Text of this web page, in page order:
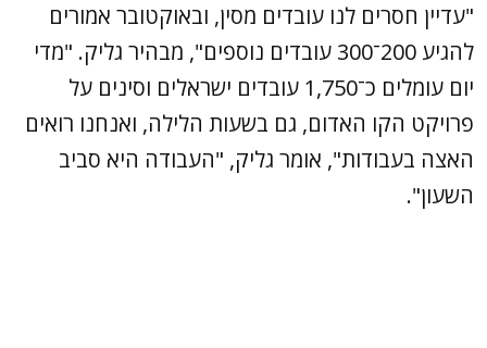
"עדיין חסרים לנו עובדים מסין, ובאוקטובר אמורים
להגיע 200־300 עובדים נוספים", מבהיר גליק. "מדי
יום עומלים כ־1,750 עובדים ישראלים וסינים על
פרויקט הקו האדום, גם בשעות הלילה, ואנחנו רואים
האצה בעבודות", אומר גליק, "העבודה היא סביב
השעון".